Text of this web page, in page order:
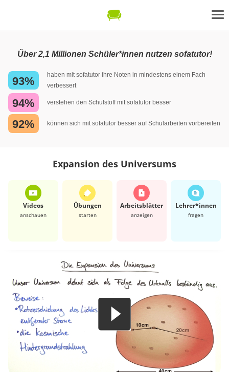
Über 2,1 Millionen Schüler*innen nutzen sofatutor!
93%
haben mit sofatutor ihre Noten in mindestens einem Fach
verbessert
94% verstehen den Schulstoff mit sofatutor besser
92% können sich mit sofatutor besser auf Schularbeiten vorbereiten
Expansion des Universums
Videos
anschauen
Übungen
starten
Arbeits­blätter
anzeigen
Lehrer*​innen
fragen